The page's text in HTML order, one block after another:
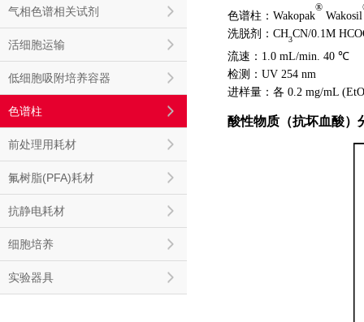
气相色谱相关试剂
活细胞运输
低细胞吸附培养容器
色谱柱
前处理用耗材
氟树脂(PFA)耗材
抗静电耗材
细胞培养
实验器具
色谱柱：Wakopak
®
Wakosil
洗脱剂：CH3CN/0.1M
流速：1.0 mL/min. 40 ℃
检测：UV 254 nm
进样量：各 0.2 mg/mL
酸性物质（抗坏血酸）